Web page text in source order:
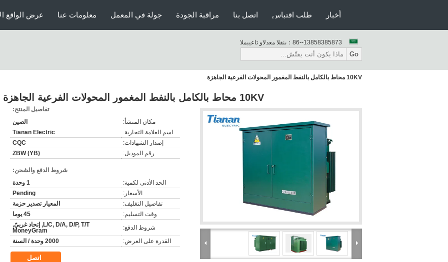
عرض الواقع معلومات عنا جولة في المعمل مراقبة الجودة اتصل بنا طلب اقتباس أخبار
المبيعات والدعم الفنى： 86--13858385873
Go
10KV محاط بالكامل بالنفط المغمور المحولات الفرعية الجاهزة
10KV محاط بالكامل بالنفط المغمور المحولات الفرعية الجاهزة
تفاصيل المنتج:
مكان المنشأ:
الصين
اسم العلامة التجارية:
Tianan Electric
إصدار الشهادات:
CQC
رقم الموديل:
ZBW (YB)
شروط الدفع والشحن:
الحد الأدنى لكمية:
1 وحدة
الأسعار:
Pending
تفاصيل التغليف:
المعيار تصدير حزمة
وقت التسليم:
45 يوما
شروط الدفع:
L/C, D/A, D/P, T/T, إتحاد غربيّ,
MoneyGram
القدرة على العرض:
2000 وحدة / السنة
اتصل